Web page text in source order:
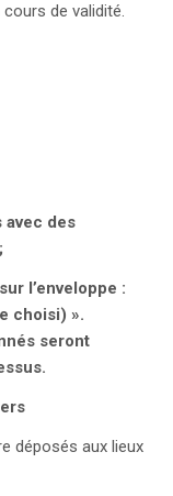
cours de validité.
avec des
l’enveloppe :
choisi) ».
seront
déposés aux lieux